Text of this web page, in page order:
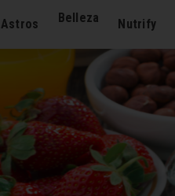
Astros Belleza Nutrify